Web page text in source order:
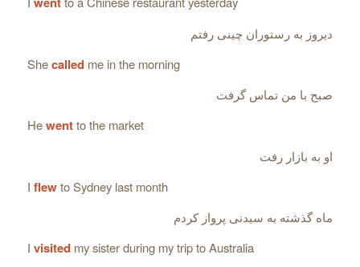
دیروز به رستوران چینی رفتم
Shecalledme in the morning
صبح با من تماس گرفت
Hewentto the market
او به بازار رفت
I flewto Sydney last month
ماه گذشته به سیدنی پرواز کردم
I visitedmy sister during my trip to Australia